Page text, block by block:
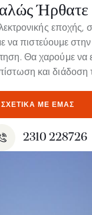
Ήρθατε
εποχής,
να πιστεύουμε
Θα χαρούμε να
και διάδοση
ΣΧΕΤΙΚΆ ΜΕ ΕΜΆΣ
2310 228726